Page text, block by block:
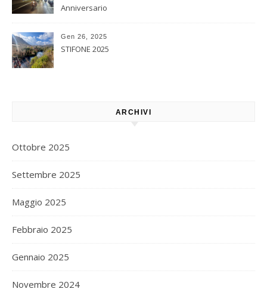
Anniversario
Gen 26, 2025
STIFONE 2025
ARCHIVI
Ottobre 2025
Settembre 2025
Maggio 2025
Febbraio 2025
Gennaio 2025
Novembre 2024